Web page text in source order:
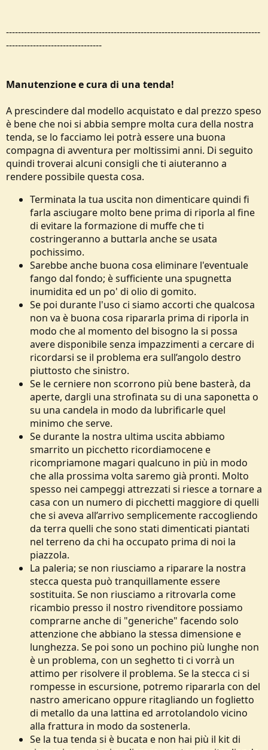
-------------------------------------------------------------------------------------
--------------------------------
Manutenzione e cura di una tenda!
A prescindere dal modello acquistato e dal prezzo speso
è bene che noi si abbia sempre molta cura della nostra
tenda, se lo facciamo lei potrà essere una buona
compagna di avventura per moltissimi anni. Di seguito
quindi troverai alcuni consigli che ti aiuteranno a
rendere possibile questa cosa.
Terminata la tua uscita non dimenticare quindi fi
farla asciugare molto bene prima di riporla al fine
di evitare la formazione di muffe che ti
costringeranno a buttarla anche se usata
pochissimo.
Sarebbe anche buona cosa eliminare l'eventuale
fango dal fondo; è sufficiente una spugnetta
inumidita ed un po' di olio di gomito.
Se poi durante l'uso ci siamo accorti che qualcosa
non va è buona cosa ripararla prima di riporla in
modo che al momento del bisogno la si possa
avere disponibile senza impazzimenti a cercare di
ricordarsi se il problema era sull’angolo destro
piuttosto che sinistro.
Se le cerniere non scorrono più bene basterà, da
aperte, dargli una strofinata su di una saponetta o
su una candela in modo da lubrificarle quel
minimo che serve.
Se durante la nostra ultima uscita abbiamo
smarrito un picchetto ricordiamocene e
ricompriamone magari qualcuno in più in modo
che alla prossima volta saremo già pronti. Molto
spesso nei campeggi attrezzati si riesce a tornare a
casa con un numero di picchetti maggiore di quelli
che si aveva all’arrivo semplicemente raccogliendo
da terra quelli che sono stati dimenticati piantati
nel terreno da chi ha occupato prima di noi la
piazzola.
La paleria; se non riusciamo a riparare la nostra
stecca questa può tranquillamente essere
sostituita. Se non riusciamo a ritrovarla come
ricambio presso il nostro rivenditore possiamo
comprarne anche di "generiche" facendo solo
attenzione che abbiano la stessa dimensione e
lunghezza. Se poi sono un pochino più lunghe non
è un problema, con un seghetto ti ci vorrà un
attimo per risolvere il problema. Se la stecca ci si
rompesse in escursione, potremo ripararla con del
nastro americano oppure ritagliando un foglietto
di metallo da una lattina ed arrotolandolo vicino
alla frattura in modo da sostenerla.
Se la tua tenda si è bucata e non hai più il kit di